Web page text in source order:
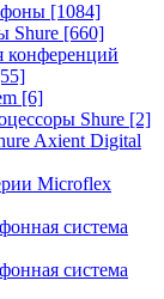
[1084]
Shure [660]
конференций
[6]
Shure [2]
Axient Digital
Microflex
система
система